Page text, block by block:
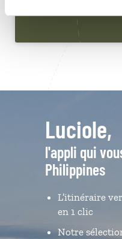
Luciole,
l'appli qui
Philippines
L’itinéraire
en 1 clic
Notre